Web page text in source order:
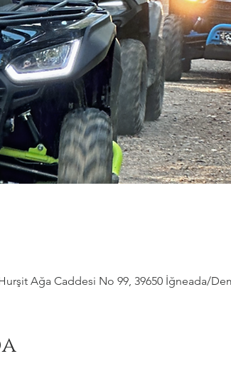
Ağa Caddesi No 99, 39650 İğneada/